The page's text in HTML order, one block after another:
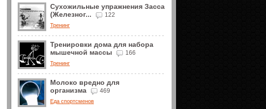
Сухожильные упражнения Засса
(Железног...
122
Тренинг
Тренировки дома для набора
мышечной массы
166
Тренинг
Молоко вредно для
организма
469
Еда спортсменов